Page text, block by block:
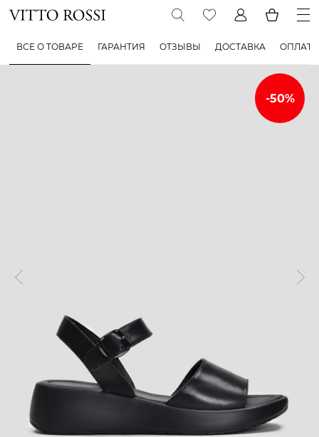
ВСЕ О ТОВАРЕ ГАРАНТИЯ ОТЗЫВЫ ДОСТАВКА ОПЛАТА